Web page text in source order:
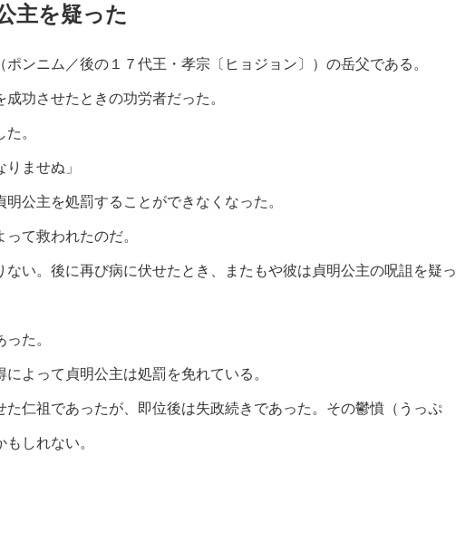
主を疑った
ンニム／後の１７代王・孝宗〔ヒョジョン〕）の岳父である。
功させたときの功労者だった。
。
ませぬ」
公主を処罰することができなくなった。
て救われたのだ。
ない。後に再び病に伏せたとき、またもや彼は貞明公主の呪詛を疑っ
た。
よって貞明公主は処罰を免れている。
た仁祖であったが、即位後は失政続きであった。その鬱憤（うっぷ
しれない。